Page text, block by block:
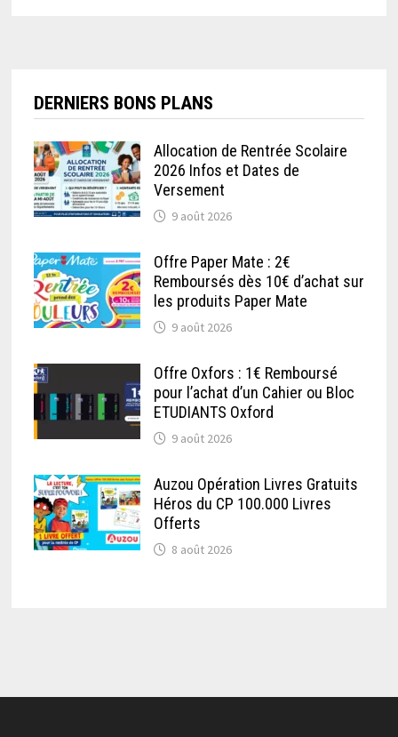
DERNIERS BONS PLANS
Allocation de Rentrée Scolaire
2026 Infos et Dates de
Versement
9 août 2026
Offre Paper Mate : 2€
Remboursés dès 10€ d’achat sur
les produits Paper Mate
9 août 2026
Offre Oxfors : 1€ Remboursé
pour l’achat d’un Cahier ou Bloc
ETUDIANTS Oxford
9 août 2026
Auzou Opération Livres Gratuits
Héros du CP 100.000 Livres
Offerts
8 août 2026